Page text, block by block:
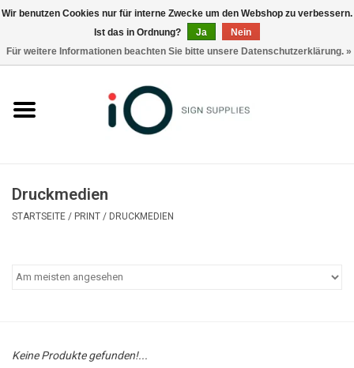
Marken
Druckmedien
STARTSEITE / PRINT / DRUCKMEDIEN
Keine Produkte gefunden!...
Wir benutzen Cookies nur für interne Zwecke um den Webshop zu verbessern.
Ist das in Ordnung?
Ja
Nein
Für weitere Informationen beachten Sie bitte unsere Datenschutzerklärung. »